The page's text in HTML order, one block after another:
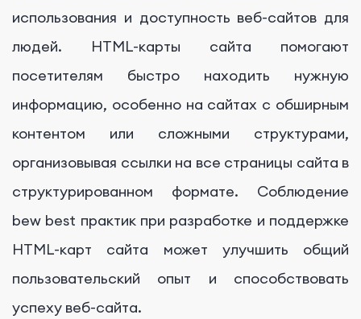
использования и доступность веб-сайтов для
людей. HTML-карты сайта помогают
посетителям быстро находить нужную
информацию, особенно на сайтах с обширным
контентом или сложными структурами,
организовывая ссылки на все страницы сайта в
структурированном формате. Соблюдение
bew best практик при разработке и поддержке
HTML-карт сайта может улучшить общий
пользовательский опыт и способствовать
успеху веб-сайта.